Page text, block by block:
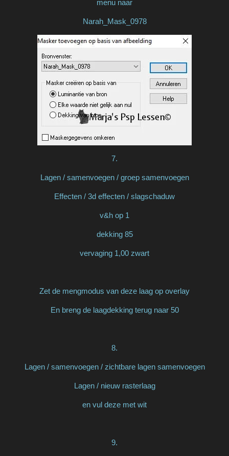
menu naar
Narah_Mask_0978
7.
Lagen / samenvoegen / groep samenvoegen
Effecten / 3d effecten / slagschaduw
v&h op 1
dekking 85
vervaging 1,00 zwart
Zet de mengmodus van deze laag op overlay
En breng de laagdekking terug naar 50
8.
Lagen / samenvoegen / zichtbare lagen samenvoegen
Lagen / nieuw rasterlaag
en vul deze met wit
9.